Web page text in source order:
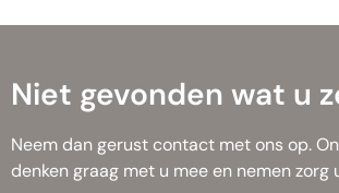
Niet gevonden wat u
Neem dan gerust contact met ons op.
denken graag met u mee en nemen zorg